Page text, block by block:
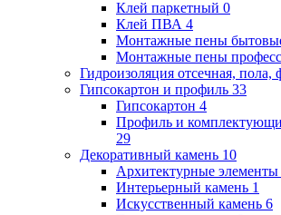
Клей паркетный 0
Клей ПВА 4
Монтажные пены
Монтажные пены
Гидроизоляция отсечная, пола,
Гипсокартон и профиль 33
Гипсокартон 4
Профиль и
29
Декоративный камень 10
Архитектурные элементы
Интерьерный камень 1
Искусственный камень 6